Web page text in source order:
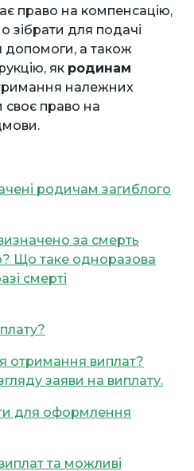
право на компенсацію,
зібрати для подачі
допомоги, а також
як родинам
належних
своє право на
родичам загиблого
за смерть
Що таке одноразова
смерті
отримання виплат?
заяви на виплату.
для оформлення
та можливі